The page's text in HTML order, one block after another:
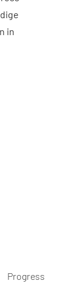
in
Progress